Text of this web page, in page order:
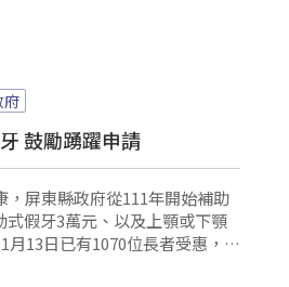
府
鼓勵踴躍申請
屏東縣政府從111年開始補助
假牙3萬元、以及上顎或下顎
13日已有1070位長者受惠，目
眾踴躍申請。